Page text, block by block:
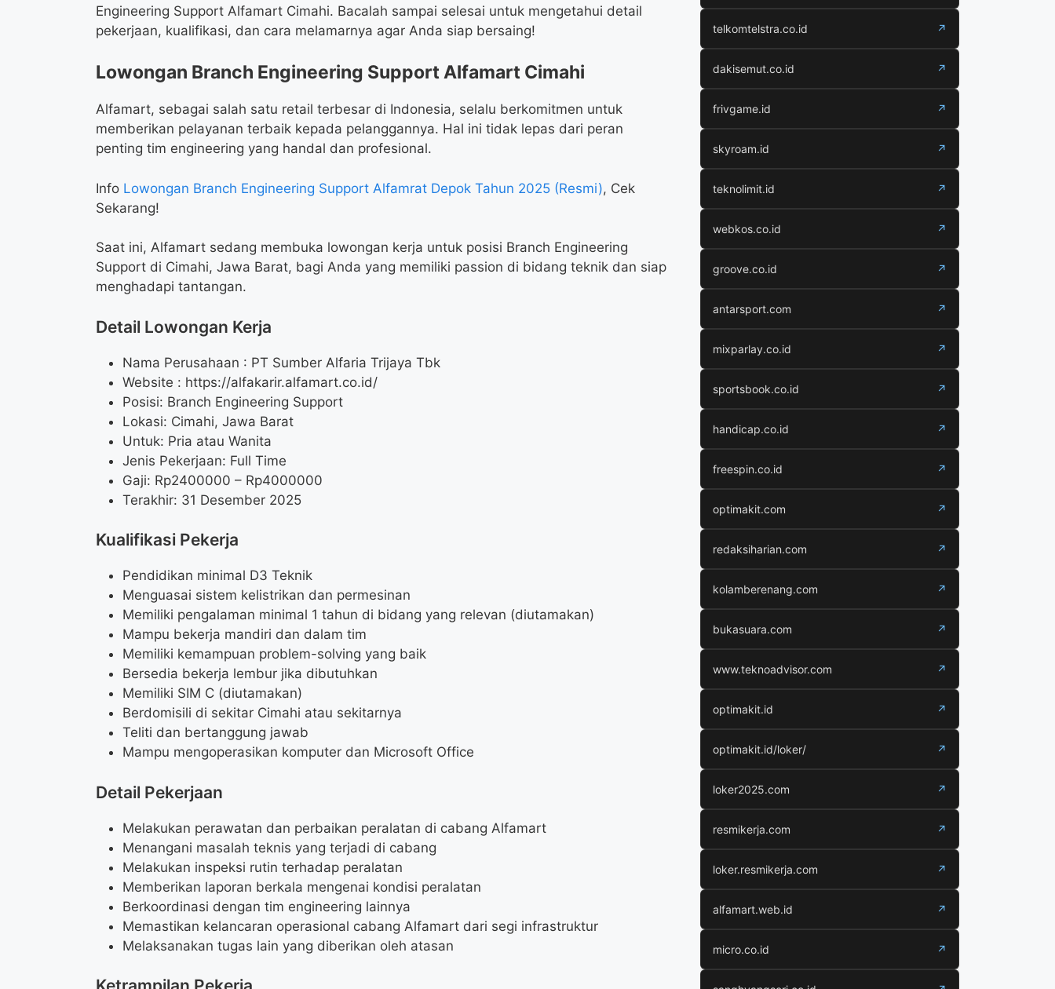
Engineering Support Alfamart Cimahi. Bacalah sampai selesai untuk mengetahui detail
pekerjaan, kualifikasi, dan cara melamarnya agar Anda siap bersaing!
Lowongan Branch Engineering Support Alfamart Cimahi
Alfamart, sebagai salah satu retail terbesar di Indonesia, selalu berkomitmen untuk
memberikan pelayanan terbaik kepada pelanggannya. Hal ini tidak lepas dari peran
penting tim engineering yang handal dan profesional.
Info Lowongan Branch Engineering Support Alfamrat Depok Tahun 2025 (Resmi), Cek
Sekarang!
Saat ini, Alfamart sedang membuka lowongan kerja untuk posisi Branch Engineering
Support di Cimahi, Jawa Barat, bagi Anda yang memiliki passion di bidang teknik dan siap
menghadapi tantangan.
Detail Lowongan Kerja
Nama Perusahaan : PT Sumber Alfaria Trijaya Tbk
Website : https://alfakarir.alfamart.co.id/
Posisi: Branch Engineering Support
Lokasi: Cimahi, Jawa Barat
Untuk: Pria atau Wanita
Jenis Pekerjaan: Full Time
Gaji: Rp2400000 – Rp4000000
Terakhir: 31 Desember 2025
Kualifikasi Pekerja
Pendidikan minimal D3 Teknik
Menguasai sistem kelistrikan dan permesinan
Memiliki pengalaman minimal 1 tahun di bidang yang relevan (diutamakan)
Mampu bekerja mandiri dan dalam tim
Memiliki kemampuan problem-solving yang baik
Bersedia bekerja lembur jika dibutuhkan
Memiliki SIM C (diutamakan)
Berdomisili di sekitar Cimahi atau sekitarnya
Teliti dan bertanggung jawab
Mampu mengoperasikan komputer dan Microsoft Office
Detail Pekerjaan
Melakukan perawatan dan perbaikan peralatan di cabang Alfamart
Menangani masalah teknis yang terjadi di cabang
Melakukan inspeksi rutin terhadap peralatan
Memberikan laporan berkala mengenai kondisi peralatan
Berkoordinasi dengan tim engineering lainnya
Memastikan kelancaran operasional cabang Alfamart dari segi infrastruktur
Melaksanakan tugas lain yang diberikan oleh atasan
telkomtelstra.co.id ↗
dakisemut.co.id ↗
frivgame.id ↗
skyroam.id ↗
teknolimit.id ↗
webkos.co.id ↗
groove.co.id ↗
antarsport.com ↗
mixparlay.co.id ↗
sportsbook.co.id ↗
handicap.co.id ↗
freespin.co.id ↗
optimakit.com ↗
redaksiharian.com ↗
kolamberenang.com ↗
bukasuara.com ↗
www.teknoadvisor.com ↗
optimakit.id ↗
optimakit.id/loker/ ↗
loker2025.com ↗
resmikerja.com ↗
loker.resmikerja.com ↗
alfamart.web.id ↗
micro.co.id ↗